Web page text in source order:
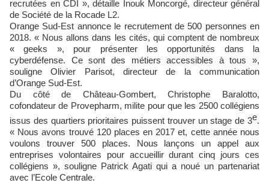
recrutées en CDI », détaille Inouk Moncorgé, directeur général
de Société de la Rocade L2.
Orange Sud-Est annonce le recrutement de 500 personnes en
2018. « Nous allons dans les cités, qui comptent de nombreux
« geeks », pour présenter les opportunités dans la
cyberdéfense. Ce sont des métiers accessibles à tous »,
souligne Olivier Parisot, directeur de la communication
d’Orange Sud-Est.
Du côté de Château-Gombert, Christophe Baralotto,
cofondateur de Provepharm, milite pour que les 2500 collégiens
issus des quartiers prioritaires puissent trouver un stage de 3e.
« Nous avons trouvé 120 places en 2017 et, cette année nous
voulons trouver 500 places. Nous lançons un appel aux
entreprises volontaires pour accueillir durant cinq jours ces
collégiens », souligne Patrick Agati qui a noué un partenariat
avec l’Ecole Centrale.